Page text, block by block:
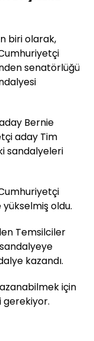
biri olarak,
senatörlüğü
Bernie
aday Tim
sandalyeleri
yükselmiş oldu.
Temsilciler
kazandı.
için
gerekiyor.